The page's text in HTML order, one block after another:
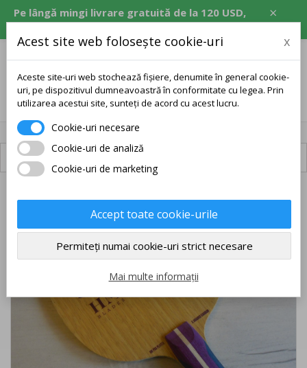
×
Pe lângă mingi livrare gratuită de la 120 USD,
echivalent în CZK, EUR, PLN, RON.
0
Livrare disponibilă
Acest site web folosește cookie-uri x
Aceste site-uri web stochează fișiere, denumite în general cookie-
uri, pe dispozitivul dumneavoastră în conformitate cu legea. Prin
utilizarea acestui site, sunteți de acord cu acest lucru.
Cookie-uri necesare
Cookie-uri de analiză
Cookie-uri de marketing
Accept toate cookie-urile
Permiteți numai cookie-uri strict necesare
Mai multe informații